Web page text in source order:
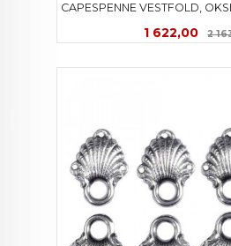
CAPESPENNE VESTFOLD,
Tilbud
1 622,00 2